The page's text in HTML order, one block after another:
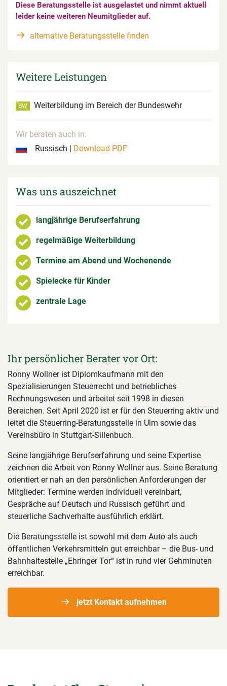
Diese Beratungsstelle ist ausgelastet und nimmt aktuell
leider keine weiteren Neumitglieder auf.
alternative Beratungsstelle finden
Weitere Leistungen
BW Weiterbildung im Bereich der Bundeswehr
Wir beraten auch in:
Russisch | Download PDF
Was uns auszeichnet
langjährige Berufserfahrung
regelmäßige Weiterbildung
Termine am Abend und Wochenende
Spielecke für Kinder
zentrale Lage
Ihr persönlicher Berater vor Ort:
Ronny Wollner ist Diplomkaufmann mit den
Spezialisierungen Steuerrecht und betriebliches
Rechnungswesen und arbeitet seit 1998 in diesen
Bereichen. Seit April 2020 ist er für den Steuerring aktiv und
leitet die Steuerring-Beratungsstelle in Ulm sowie das
Vereinsbüro in Stuttgart-Sillenbuch.
Seine langjährige Berufserfahrung und seine Expertise
zeichnen die Arbeit von Ronny Wollner aus. Seine Beratung
orientiert er nah an den persönlichen Anforderungen der
Mitglieder: Termine werden individuell vereinbart,
Gespräche auf Deutsch und Russisch geführt und
steuerliche Sachverhalte ausführlich erklärt.
Die Beratungsstelle ist sowohl mit dem Auto als auch
öffentlichen Verkehrsmitteln gut erreichbar – die Bus- und
Bahnhaltestelle „Ehringer Tor“ ist in rund vier Gehminuten
erreichbar.
jetzt Kontakt aufnehmen